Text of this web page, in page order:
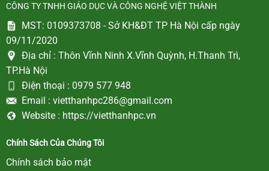
CÔNG TY TNHH GIÁO DỤC VÀ CÔNG NGHỆ VIỆT THÀNH
MST: 0109373708 - Sở KH&ĐT TP Hà Nội cấp ngày
09/11/2020
Địa chỉ : Thôn Vĩnh Ninh X.Vĩnh Quỳnh, H.Thanh Trì,
TP.Hà Nội
Điện thoại : 0979 577 948
Email : vietthanhpc286@gmail.com
Website : https://vietthanhpc.vn
Chính Sách Của Chúng Tôi
Chính sách bảo mật